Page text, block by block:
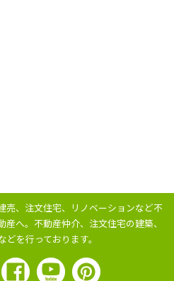
売、注文住宅、リノベーションなど不
へ。 不動産仲介、注文住宅の建築、
どを行っております。